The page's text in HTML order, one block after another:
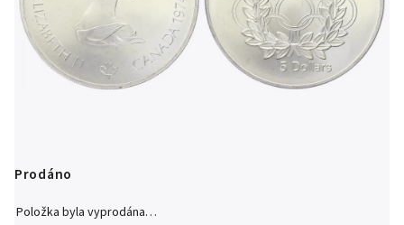
Prodáno
Položka byla vyprodána…